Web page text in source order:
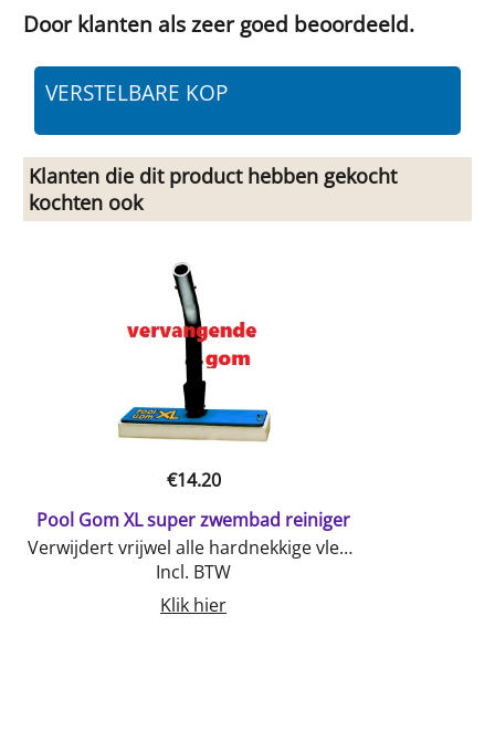
Door klanten als zeer goed beoordeeld.
VERSTELBARE KOP
Klanten die dit product hebben gekocht
kochten ook
€14.20
Pool Gom XL super zwembad reiniger
Verwijdert vrijwel alle hardnekkige vlekken op uw zwembad wand!Aan te koppelen op telescoopstok Spons eenvoudige te verwisselen
Incl. BTW
Klik hier